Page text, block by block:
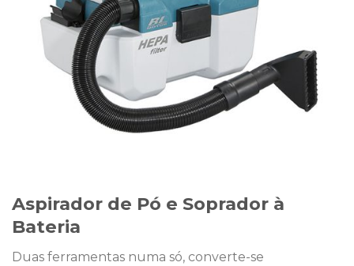
Aspirador de Pó e Soprador à
Bateria
Duas ferramentas numa só, converte-se